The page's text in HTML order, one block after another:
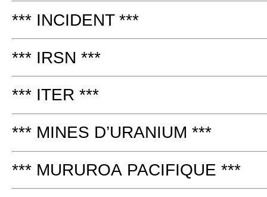
*** INCIDENT ***
*** IRSN ***
*** ITER ***
*** MINES D’URANIUM ***
*** MURUROA PACIFIQUE ***